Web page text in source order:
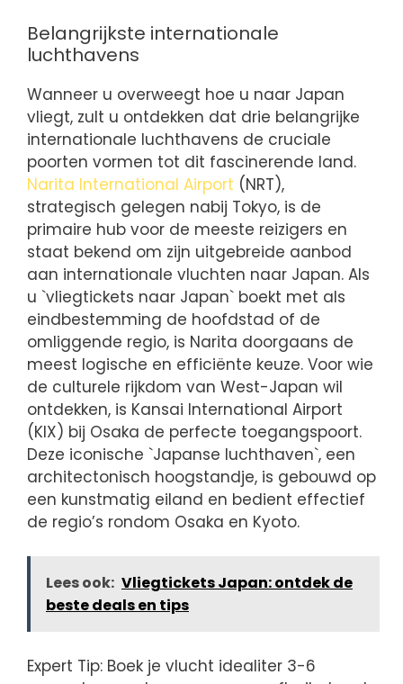
Belangrijkste internationale
luchthavens
Wanneer u overweegt hoe u naar Japan
vliegt, zult u ontdekken dat drie belangrijke
internationale luchthavens de cruciale
poorten vormen tot dit fascinerende land.
Narita International Airport (NRT),
strategisch gelegen nabij Tokyo, is de
primaire hub voor de meeste reizigers en
staat bekend om zijn uitgebreide aanbod
aan internationale vluchten naar Japan. Als
u `vliegtickets naar Japan` boekt met als
eindbestemming de hoofdstad of de
omliggende regio, is Narita doorgaans de
meest logische en efficiënte keuze. Voor wie
de culturele rijkdom van West-Japan wil
ontdekken, is Kansai International Airport
(KIX) bij Osaka de perfecte toegangspoort.
Deze iconische `Japanse luchthaven`, een
architectonisch hoogstandje, is gebouwd op
een kunstmatig eiland en bedient effectief
de regio’s rondom Osaka en Kyoto.
Lees ook: Vliegtickets Japan: ontdek de
beste deals en tips
Expert Tip: Boek je vlucht idealiter 3-6